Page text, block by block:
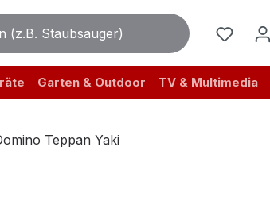
Garten & Outdoor TV & Multimedia